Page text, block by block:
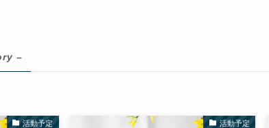
–
活動予定 活動予定